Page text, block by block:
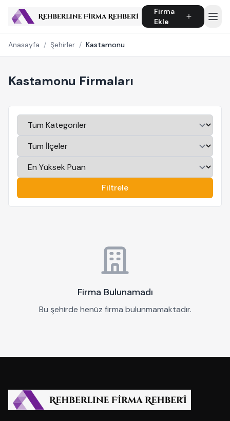
Firma
Ekle
Anasayfa / Şehirler / Kastamonu
Kastamonu Firmaları
Filtrele
Firma Bulunamadı
Bu şehirde henüz firma bulunmamaktadır.